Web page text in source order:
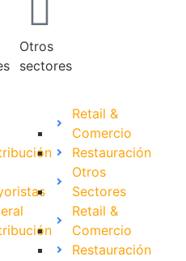
Otros
sectores
Retail &
Comercio
Restauración
Otros
Sectores
Retail &
Comercio
Restauración